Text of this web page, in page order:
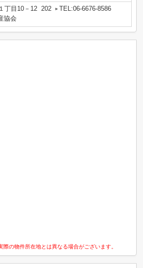
丁目10－12 202
TEL:06-6676-8586
協会
の物件所在地とは異なる場合がございます。